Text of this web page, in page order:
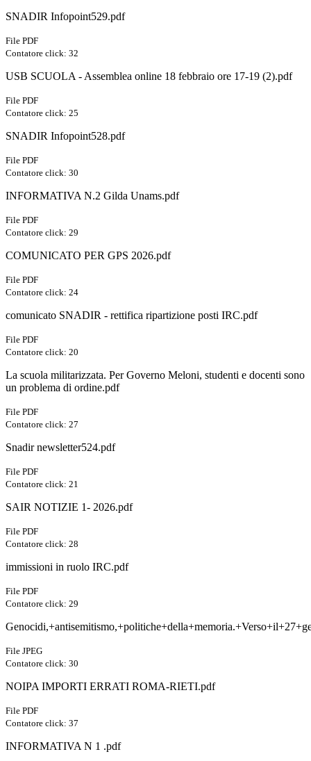
SNADIR Infopoint529.pdf
File PDF
Contatore click: 32
USB SCUOLA - Assemblea online 18 febbraio ore 17-19 (2).pdf
File PDF
Contatore click: 25
SNADIR Infopoint528.pdf
File PDF
Contatore click: 30
INFORMATIVA N.2 Gilda Unams.pdf
File PDF
Contatore click: 29
COMUNICATO PER GPS 2026.pdf
File PDF
Contatore click: 24
comunicato SNADIR - rettifica ripartizione posti IRC.pdf
File PDF
Contatore click: 20
La scuola militarizzata. Per Governo Meloni, studenti e docenti sono
un problema di ordine.pdf
File PDF
Contatore click: 27
Snadir newsletter524.pdf
File PDF
Contatore click: 21
SAIR NOTIZIE 1- 2026.pdf
File PDF
Contatore click: 28
immissioni in ruolo IRC.pdf
File PDF
Contatore click: 29
File JPEG
Contatore click: 30
NOIPA IMPORTI ERRATI ROMA-RIETI.pdf
File PDF
Contatore click: 37
INFORMATIVA N 1 .pdf